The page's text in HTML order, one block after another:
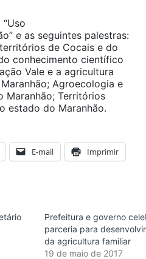
e as seguintes palestras:
de Cocais e do
conhecimento científico
Vale e a agricultura
Agroecologia e
Maranhão; Territórios
estado do Maranhão.
E-mail Imprimir
Prefeitura e governo
parceria para
da agricultura familiar
19 de maio de 2017